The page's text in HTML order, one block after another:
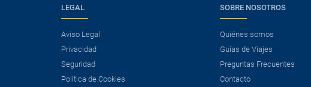
LEGAL
Aviso Legal
Privacidad
Seguridad
Política de Cookies
SOBRE NOSOTROS
Quiénes somos
Guías de Viajes
Preguntas Frecuentes
Contacto